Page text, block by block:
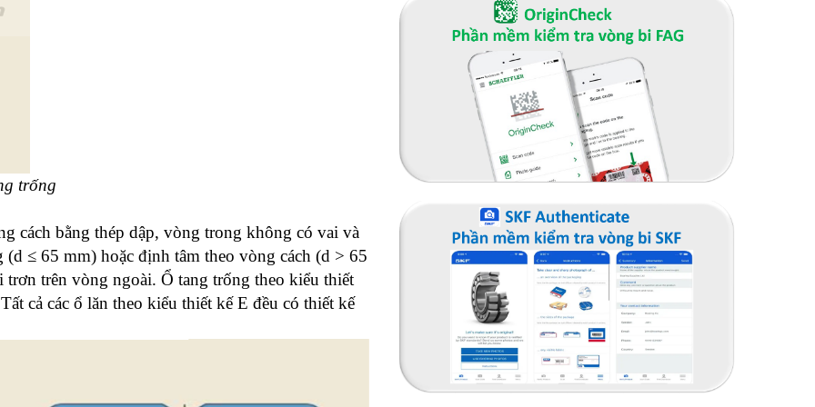
trống
cách bằng thép dập, vòng trong không có vai và
≤ 65 mm) hoặc định tâm theo vòng cách (d > 65
trên vòng ngoài. Ổ tang trống theo kiểu thiết
cả các ổ lăn theo kiểu thiết kế E đều có thiết kế